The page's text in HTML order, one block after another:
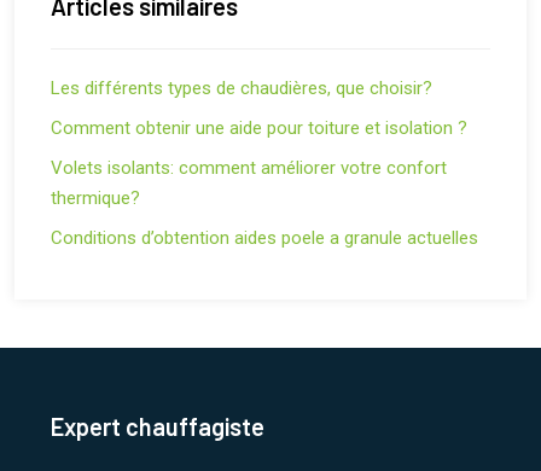
Articles similaires
Les différents types de chaudières, que choisir?
Comment obtenir une aide pour toiture et isolation ?
Volets isolants: comment améliorer votre confort
thermique?
Conditions d’obtention aides poele a granule actuelles
Expert chauffagiste